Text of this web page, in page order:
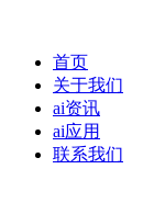
首页
关于我们
ai资讯
ai应用
联系我们